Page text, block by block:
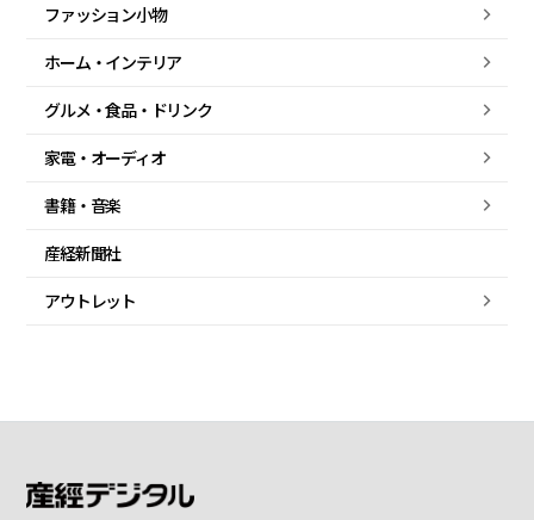
ファッション小物
ホーム・ インテリア
グルメ・食品・ ドリンク
家電・ オーディオ
書籍・音楽
産経新聞社
アウトレット